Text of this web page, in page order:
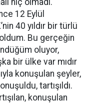
12 Eylül
40 yıldır bir türlü
Bu gerçeğin
oluyor,
bir ülke var mıdır
konuşulan şeyler,
tartışıldı.
konuşulan